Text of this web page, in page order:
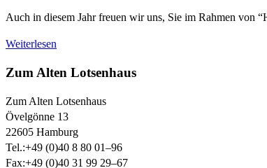
Auch in diesem Jahr freuen wir uns, Sie im Rahmen von
Weiterlesen
Zum Alten Lotsenhaus
Zum Alten Lotsenhaus
Övelgönne 13
22605 Hamburg
Tel.:+49 (0)40 8 80 01–96
Fax:+49 (0)40 31 99 29–67